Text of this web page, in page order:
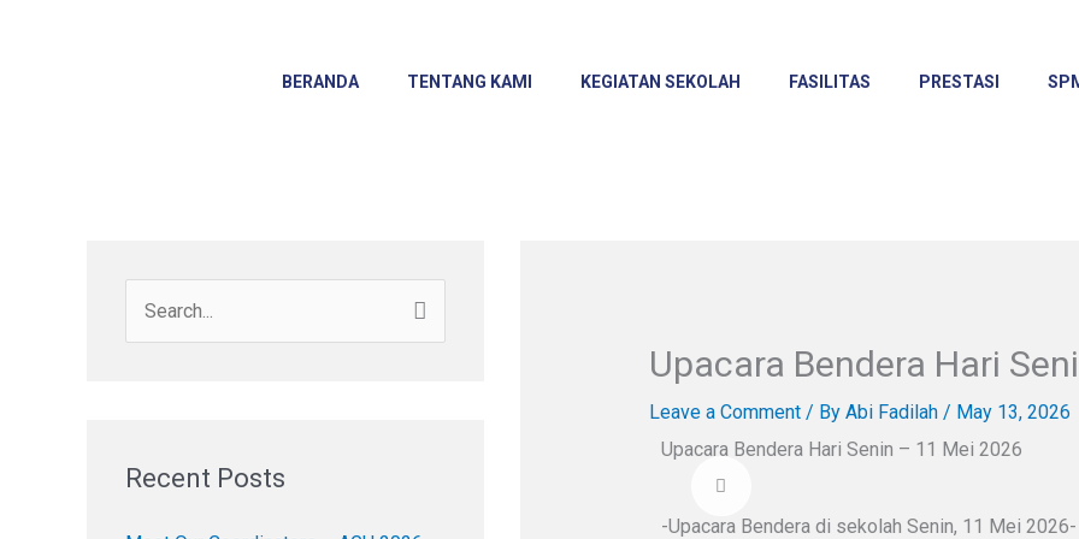
BERANDA TENTANG KAMI KEGIATAN SEKOLAH FASILITAS PRESTASI
c
Recent Posts
Upacara Bendera Hari
Leave a Comment / By Abi Fadilah / May 13, 2026
Upacara Bendera Hari Senin – 11 Mei 2026
-Upacara Bendera di sekolah Senin, 11 Mei 2026-